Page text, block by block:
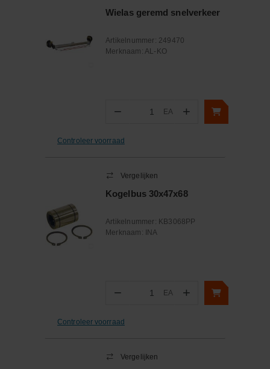
Wielas geremd snelverkeer
Artikelnummer: 249470
Merknaam: AL-KO
− Aantal
EA +
Controleer voorraad
Vergelijken
Kogelbus 30x47x68
Artikelnummer: KB3068PP
Merknaam:
INA
− Aantal
EA +
Controleer voorraad
Vergelijken